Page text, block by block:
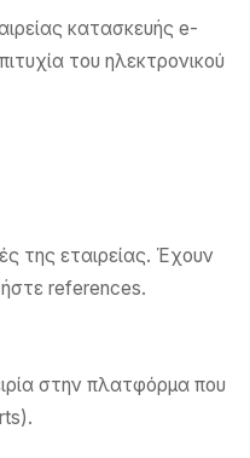
κατασκευής e-
του ηλεκτρονικού
της εταιρείας. Έχουν
references.
στην πλατφόρμα που